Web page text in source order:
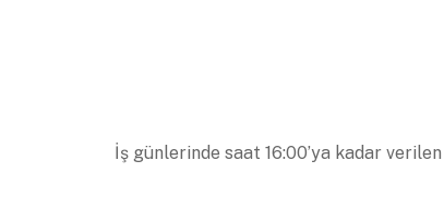
İş günlerinde saat 16:00’ya kadar